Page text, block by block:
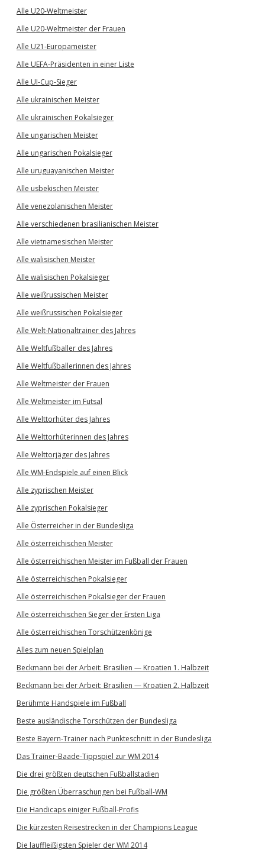
Alle U20-Weltmeister
Alle U20-Weltmeister der Frauen
Alle U21-Europameister
Alle UEFA-Präsidenten in einer Liste
Alle UI-Cup-Sieger
Alle ukrainischen Meister
Alle ukrainischen Pokalsieger
Alle ungarischen Meister
Alle ungarischen Pokalsieger
Alle uruguayanischen Meister
Alle usbekischen Meister
Alle venezolanischen Meister
Alle verschiedenen brasilianischen Meister
Alle vietnamesischen Meister
Alle walisischen Meister
Alle walisischen Pokalsieger
Alle weißrussischen Meister
Alle weißrussischen Pokalsieger
Alle Welt-Nationaltrainer des Jahres
Alle Weltfußballer des Jahres
Alle Weltfußballerinnen des Jahres
Alle Weltmeister der Frauen
Alle Weltmeister im Futsal
Alle Welttorhüter des Jahres
Alle Welttorhüterinnen des Jahres
Alle Welttorjäger des Jahres
Alle WM-Endspiele auf einen Blick
Alle zyprischen Meister
Alle zyprischen Pokalsieger
Alle Österreicher in der Bundesliga
Alle österreichischen Meister
Alle österreichischen Meister im Fußball der Frauen
Alle österreichischen Pokalsieger
Alle österreichischen Pokalsieger der Frauen
Alle österreichischen Sieger der Ersten Liga
Alle österreichischen Torschützenkönige
Alles zum neuen Spielplan
Beckmann bei der Arbeit: Brasilien — Kroatien 1. Halbzeit
Beckmann bei der Arbeit: Brasilien — Kroatien 2. Halbzeit
Berühmte Handspiele im Fußball
Beste ausländische Torschützen der Bundesliga
Beste Bayern-Trainer nach Punkteschnitt in der Bundesliga
Das Trainer-Baade-Tippspiel zur WM 2014
Die drei größten deutschen Fußballstadien
Die größten Überraschungen bei Fußball-WM
Die Handicaps einiger Fußball-Profis
Die kürzesten Reisestrecken in der Champions League
Die lauffleißigsten Spieler der WM 2014